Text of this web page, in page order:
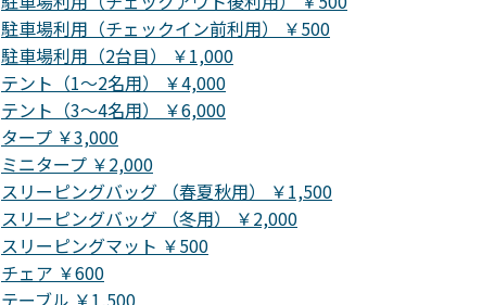
駐車場利用（チェックイン前利用） ￥500
駐車場利用（2台目） ￥1,000
テント（1～2名用） ￥4,000
テント（3～4名用） ￥6,000
タープ ￥3,000
ミニタープ ￥2,000
スリーピングバッグ （春夏秋用） ￥1,500
スリーピングバッグ （冬用） ￥2,000
スリーピングマット ￥500
チェア ￥600
テーブル ￥1,500